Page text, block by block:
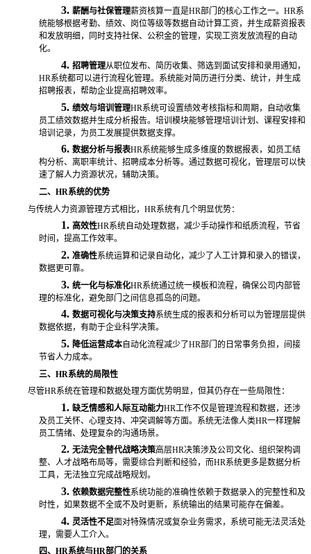
3. 薪酬与社保管理薪资核算一直是HR部门的核心工作之一。HR系
统能够根据考勤、绩效、岗位等级等数据自动计算工资，并生成薪资报表
和发放明细，同时支持社保、公积金的管理，实现工资发放流程的自动
化。
4. 招聘管理从职位发布、简历收集、筛选到面试安排和录用通知，
HR系统都可以进行流程化管理。系统能对简历进行分类、统计，并生成
招聘报表，帮助企业提高招聘效率。
5. 绩效与培训管理HR系统可设置绩效考核指标和周期，自动收集
员工绩效数据并生成分析报告。培训模块能够管理培训计划、课程安排和
培训记录，为员工发展提供数据支撑。
6. 数据分析与报表HR系统能够生成多维度的数据报表，如员工结
构分析、离职率统计、招聘成本分析等。通过数据可视化，管理层可以快
速了解人力资源状况，辅助决策。
二、HR系统的优势
与传统人力资源管理方式相比， HR系统有几个明显优势：
1. 高效性HR系统自动处理数据，减少手动操作和纸质流程，节省
时间，提高工作效率。
2. 准确性系统运算和记录自动化，减少了人工计算和录入的错误，
数据更可靠。
3. 统一化与标准化HR系统通过统一模板和流程，确保公司内部管
理的标准化，避免部门之间信息孤岛的问题。
4. 数据可视化与决策支持系统生成的报表和分析可以为管理层提供
数据依据，有助于企业科学决策。
5. 降低运营成本自动化流程减少了HR部门的日常事务负担，间接
节省人力成本。
三、HR系统的局限性
尽管HR系统在管理和数据处理方面优势明显，但其仍存在一些局限性：
1. 缺乏情感和人际互动能力HR工作不仅是管理流程和数据，还涉
及员工关怀、心理支持、冲突调解等方面。系统无法像人类HR一样理解
员工情绪、处理复杂的沟通场景。
2. 无法完全替代战略决策高层HR决策涉及公司文化、组织架构调
整、人才战略布局等，需要综合判断和经验，而HR系统更多是数据分析
工具，无法独立完成战略规划。
3. 依赖数据完整性系统功能的准确性依赖于数据录入的完整性和及
时性，如果数据不全或不及时更新，系统输出的结果可能存在偏差。
4. 灵活性不足面对特殊情况或复杂业务需求，系统可能无法灵活处
理，需要人工介入。
四、HR系统与HR部门的关系